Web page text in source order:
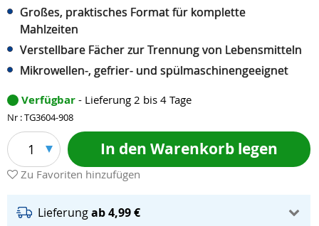
Großes, praktisches Format für komplette
Mahlzeiten
Verstellbare Fächer zur Trennung von Lebensmitteln
Mikrowellen-, gefrier- und spülmaschinengeeignet
Verfügbar - Lieferung 2 bis 4 Tage
Nr : TG3604-908
1 In den Warenkorb legen
Zu Favoriten hinzufügen
Lieferungab 4,99 €